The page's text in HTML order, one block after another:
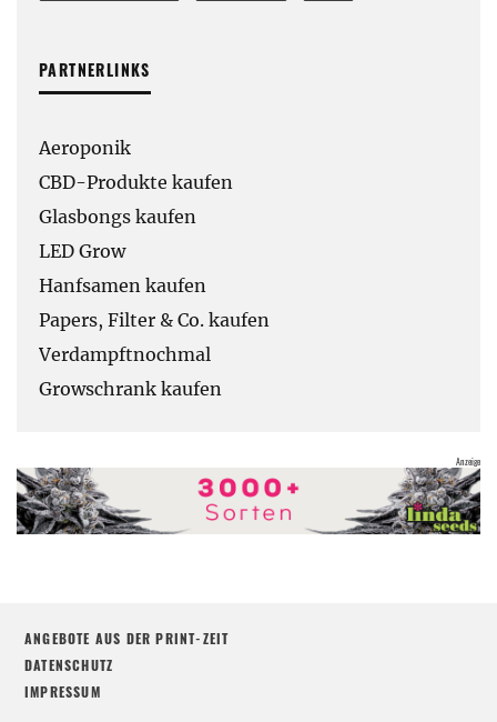
PARTNERLINKS
Aeroponik
CBD-Produkte kaufen
Glasbongs kaufen
LED Grow
Hanfsamen kaufen
Papers, Filter & Co. kaufen
Verdampftnochmal
Growschrank kaufen
ANGEBOTE AUS DER PRINT-ZEIT
DATENSCHUTZ
IMPRESSUM